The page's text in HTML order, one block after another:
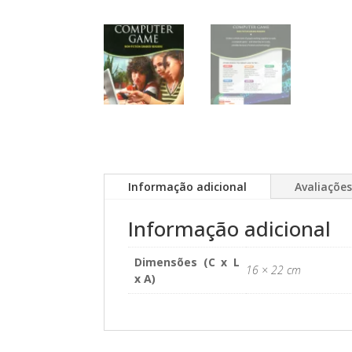
Informação adicional
Informação adicional
Dimensões (C x L
x A)
16 × 22 cm